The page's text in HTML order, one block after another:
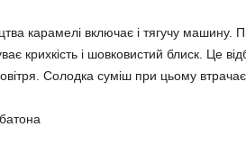
карамелі включає і тягучу машину.
крихкість і шовковистий блиск. Це
Солодка суміш при цьому втрачає